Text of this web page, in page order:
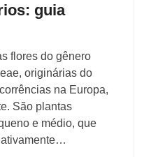
guia
flores do gênero
originárias do
na Europa,
São plantas
e médio, que